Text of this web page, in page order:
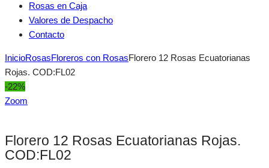
Rosas en Caja
Valores de Despacho
Contacto
InicioRosasFloreros con RosasFlorero 12 Rosas Ecuatorianas
Rojas. COD:FL02
-22%
Zoom
Florero 12 Rosas Ecuatorianas Rojas.
COD:FL02